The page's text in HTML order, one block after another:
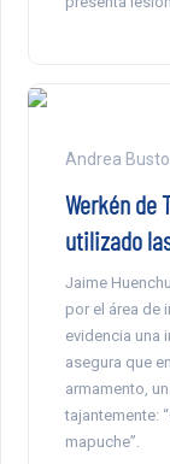
Andrea
Werkén de
utilizado
Jaime
por el área de
evidencia una
asegura que
armamento,
tajantemente:
mapuche”.